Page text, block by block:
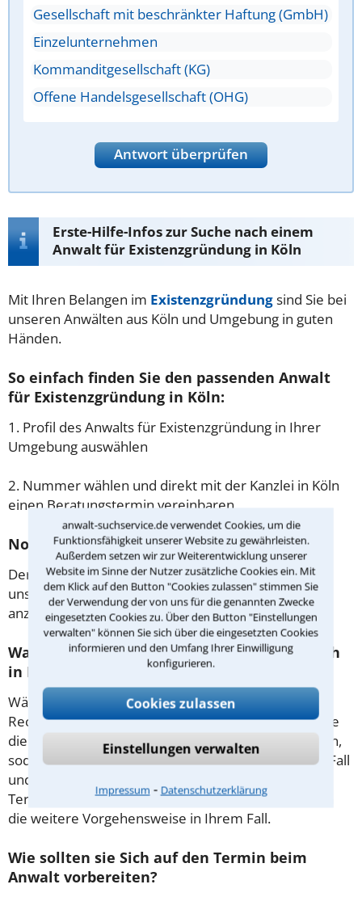
anwalt-suchservice.de verwendet Cookies, um die
Funktionsfähigkeit unserer Website zu gewährleisten.
Außerdem setzen wir zur Weiterentwicklung unserer
Website im Sinne der Nutzer zusätzliche Cookies ein. Mit
dem Klick auf den Button "Cookies zulassen" stimmen Sie
der Verwendung der von uns für die genannten Zwecke
eingesetzten Cookies zu. Über den Button "Einstellungen
verwalten" können Sie sich über die eingesetzten Cookies
informieren und den Umfang Ihrer Einwilligung
konfigurieren.
Cookies zulassen
Einstellungen verwalten
Impressum ⁃ Datenschutzerklärung
Gesellschaft mit beschränkter Haftung (GmbH)
Einzelunternehmen
Kommanditgesellschaft (KG)
Offene Handelsgesellschaft (OHG)
Antwort überprüfen
Erste-Hilfe-Infos zur Suche nach einem
Anwalt für Existenzgründung in Köln
Mit Ihren Belangen im Existenzgründungsind Sie bei
unseren Anwälten aus Köln und Umgebung in guten
Händen.
So einfach finden Sie den passenden Anwalt
für Existenzgründung in Köln:
1. Profil des Anwalts für Existenzgründung in Ihrer
Umgebung auswählen
2. Nummer wählen und direkt mit der Kanzlei in Köln
einen Beratungstermin vereinbaren
Noch besser: Lassen Sie sich zurückrufen
Der einfachste Weg zum Anwalt in Köln ist es, über
unser Kontaktformular einen Rückruf der Kanzlei
anzufordern - probieren Sie es gleich aus.
Was passiert beim anwaltlichen Erstgespräch
in Köln?
Während des ersten Gesprächs mit Ihrem
Rechtsanwalt für Existenzgründung in Köln haben Sie
die Möglichkeit, in Ruhe den Sachverhalt zu schildern,
sodass Sie eine qualifizierte Einschätzung zu Ihrem Fall
und Ihren Erfolgsaussichten erhalten. In diesem
Termin besprechen Sie dann mit Ihrem Anwalt auch
die weitere Vorgehensweise in Ihrem Fall.
Wie sollten sie Sich auf den Termin beim
Anwalt vorbereiten?